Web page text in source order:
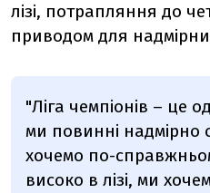
лізі, потрапляння до
приводом для
"Ліга чемпіонів – це
ми повинні надмірно
хочемо по-
високо в лізі, ми